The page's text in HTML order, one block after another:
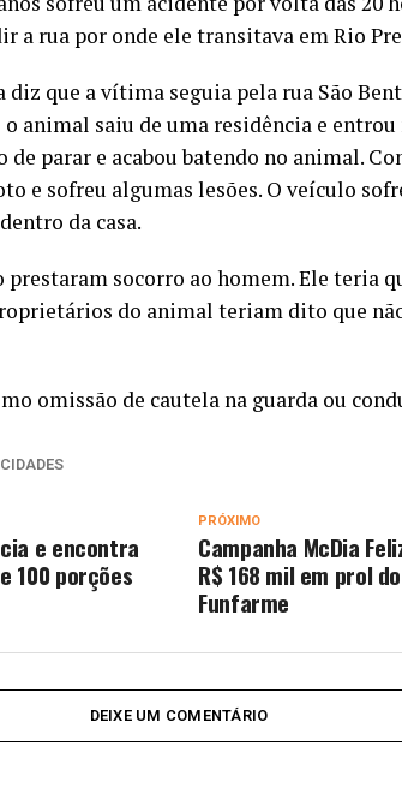
a rua por onde ele transitava em Rio
que a vítima seguia pela rua São
o animal saiu de uma residência e
parar e acabou batendo no animal.
e sofreu algumas lesões. O veículo
da casa.
prestaram socorro ao homem. Ele teria
do animal teriam dito que
omissão de cautela na guarda ou
CIDADES
PRÓXIMO
Campanha McDia
R$ 168 mil em prol
Funfarme
e encontra
100 porções
DEIXE UM COMENTÁRIO